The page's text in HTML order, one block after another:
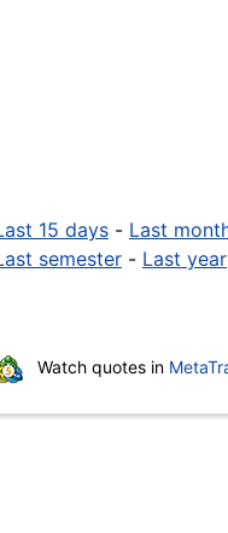
15 days - Last
semester - Last year
Watch quotes in